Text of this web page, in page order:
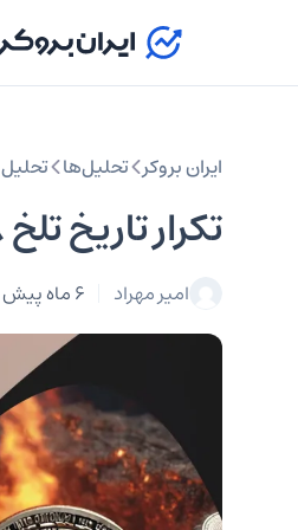
ایران بروکر تحلیل‌ها تحلیل‌
تکرار تاریخ تلخ ۲۰۱۸ یا فرصت خرید بیت کوین؟ ۲۸ بهمن
امیر مهراد 6 ماه پیش